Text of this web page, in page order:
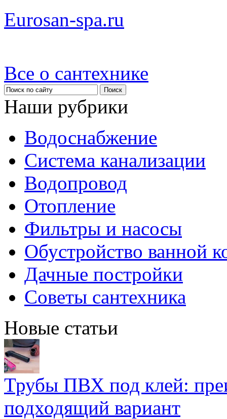
Eurosan-spa.ru
Все о сантехнике
Наши рубрики
Водоснабжение
Система канализации
Водопровод
Отопление
Фильтры и насосы
Обустройство ванной
Дачные постройки
Советы сантехника
Новые статьи
Трубы ПВХ под клей:
подходящий вариант